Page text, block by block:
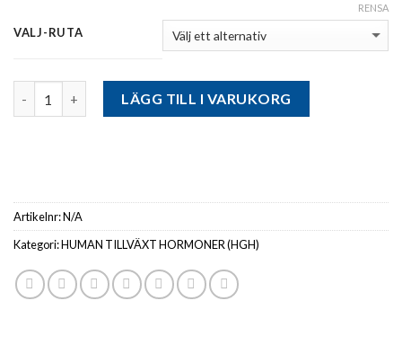
VALJ-RUTA
RENSA
LÄGG TILL I VARUKORG
Artikelnr:N/A
Kategori:HUMAN TILLVÄXT HORMONER (HGH)